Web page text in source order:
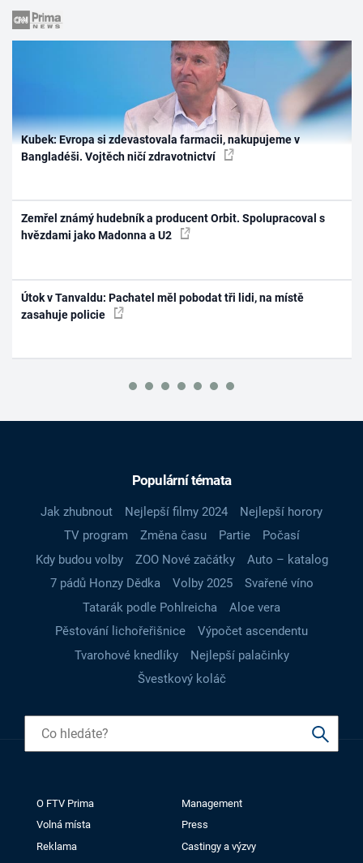
Kubek: Evropa si zdevastovala farmacii, nakupujeme v
Bangladéši. Vojtěch ničí zdravotnictví
Zemřel známý hudebník a producent Orbit. Spolupracoval s
hvězdami jako Madonna a U2
Útok v Tanvaldu: Pachatel měl pobodat tři lidi, na místě
zasahuje policie
Populární témata
Jak zhubnout Nejlepší filmy 2024
Nejlepší horory
TV program
Změna času Partie
Počasí
Kdy budou volby
ZOO Nové začátky
Auto – katalog
7 pádů Honzy Dědka
Volby 2025
Svařené víno
Tatarák podle Pohlreicha
Aloe vera
Pěstování lichořeřišnice
Výpočet ascendentu
Tvarohové knedlíky
Nejlepší palačinky
Švestkový koláč
O FTV Prima
Management
Volná místa
Press
Reklama
Castingy a výzvy